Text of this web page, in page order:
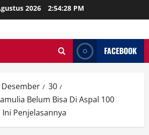
2026 2:54:29 PM
FACEBOOK
Desember
30
Belum Bisa Di Aspal 100
Penjelasannya